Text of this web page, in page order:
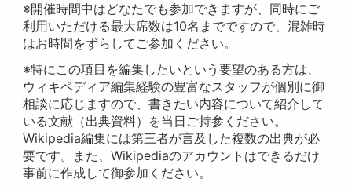
※開催時間中はどなたでも参加できますが、同時にご
利用いただける最大席数は10名までですので、混雑時
はお時間をずらしてご参加ください。
※特にこの項目を編集したいという要望のある方は、
ウィキペディア編集経験の豊富なスタッフが個別に御
相談に応じますので、書きたい内容について紹介して
いる文献（出典資料）を当日ご持参ください。
Wikipedia編集には第三者が言及した複数の出典が必
要です。また、Wikipediaのアカウントはできるだけ
事前に作成して御参加ください。